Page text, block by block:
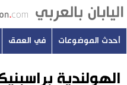
أحدث الموضوعات في العمق
الهولندية